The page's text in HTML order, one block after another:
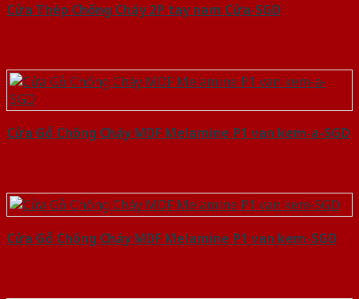
Cửa Thép Chống Cháy 2P tay nam Cửa-SGD
Cửa Gỗ Chống Cháy MDF Melamine P1 van kem-a-SGD
Cửa Gỗ Chống Cháy MDF Melamine P1 van kem-SGD